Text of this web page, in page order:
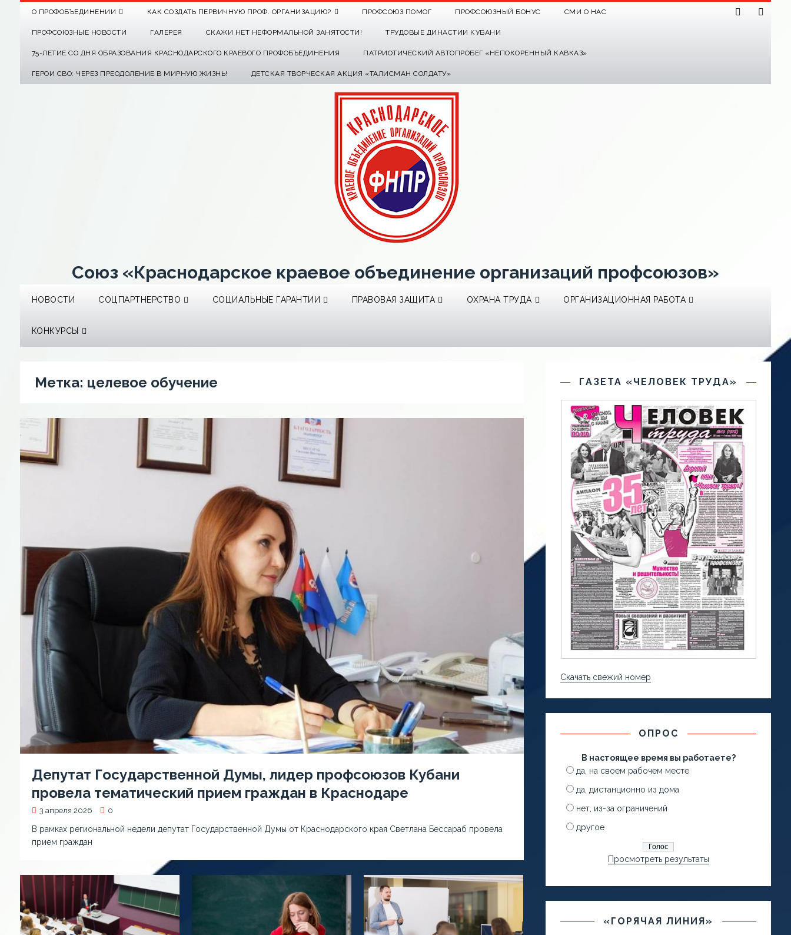
О ПРОФОБЪЕДИНЕНИИ КАК СОЗДАТЬ ПЕРВИЧНУЮ ПРОФ. ОРГАНИЗАЦИЮ? ПРОФСОЮЗ ПОМОГ ПРОФСОЮЗНЫЙ БОНУС СМИ О НАС
ПРОФСОЮЗНЫЕ НОВОСТИ ГАЛЕРЕЯ СКАЖИ НЕТ НЕФОРМАЛЬНОЙ ЗАНЯТОСТИ! ТРУДОВЫЕ ДИНАСТИИ КУБАНИ
75-ЛЕТИЕ СО ДНЯ ОБРАЗОВАНИЯ КРАСНОДАРСКОГО КРАЕВОГО ПРОФОБЪЕДИНЕНИЯ ПАТРИОТИЧЕСКИЙ АВТОПРОБЕГ «НЕПОКОРЕННЫЙ КАВКАЗ»
ГЕРОИ СВО: ЧЕРЕЗ ПРЕОДОЛЕНИЕ В МИРНУЮ ЖИЗНЬ! ДЕТСКАЯ ТВОРЧЕСКАЯ АКЦИЯ «ТАЛИСМАН СОЛДАТУ»
Союз «Краснодарское краевое объединение организаций профсоюзов»
НОВОСТИ СОЦПАРТНЕРСТВО СОЦИАЛЬНЫЕ ГАРАНТИИ ПРАВОВАЯ ЗАЩИТА ОХРАНА ТРУДА ОРГАНИЗАЦИОННАЯ РАБОТА
КОНКУРСЫ
Метка: целевое обучение
Депутат Государственной Думы, лидер профсоюзов Кубани
провела тематический прием граждан в Краснодаре
3 апреля 2026 0
В рамках региональной недели депутат Государственной Думы от Краснодарского края Светлана Бессараб провела
прием граждан
ГАЗЕТА «ЧЕЛОВЕК ТРУДА»
Скачать свежий номер
ОПРОС
В настоящее время вы работаете?
да, на своем рабочем месте
да, дистанционно из дома
нет, из-за ограничений
другое
Просмотреть результаты
«ГОРЯЧАЯ ЛИНИЯ»